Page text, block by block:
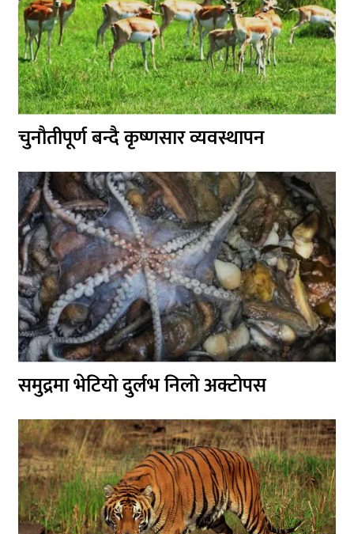
चुनौतीपूर्ण बन्दै कृष्णसार व्यवस्थापन
समुद्रमा भेटियो दुर्लभ निलो अक्टोपस